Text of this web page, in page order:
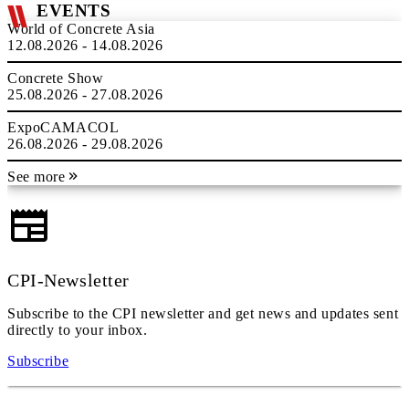
EVENTS
World of Concrete Asia
12.08.2026 - 14.08.2026
Concrete Show
25.08.2026 - 27.08.2026
ExpoCAMACOL
26.08.2026 - 29.08.2026
See more
CPI-Newsletter
Subscribe to the CPI newsletter and get news and updates sent
directly to your inbox.
Subscribe